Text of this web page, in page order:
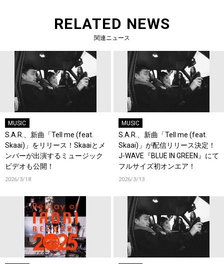
RELATED NEWS
関連ニュース
MUSIC
S.A.R.、新曲「Tell me (feat.
Skaai)」をリリース！Skaaiとメ
ンバーが出演するミュージック
ビデオも公開！
2026/3/18
MUSIC
S.A.R.、新曲「Tell me (feat.
Skaai)」が配信リリース決定！
J-WAVE『BLUE IN GREEN』にて
フルサイズ初オンエア！
2026/3/13